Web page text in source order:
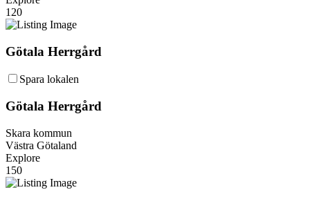
120
Götala Herrgård
Spara lokalen
Götala Herrgård
Skara kommun
Västra Götaland
Explore
150